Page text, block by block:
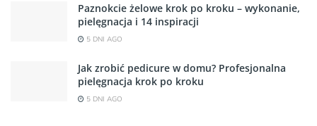
Paznokcie żelowe krok po kroku – wykonanie,
pielęgnacja i 14 inspiracji
5 DNI AGO
Jak zrobić pedicure w domu? Profesjonalna
pielęgnacja krok po kroku
5 DNI AGO